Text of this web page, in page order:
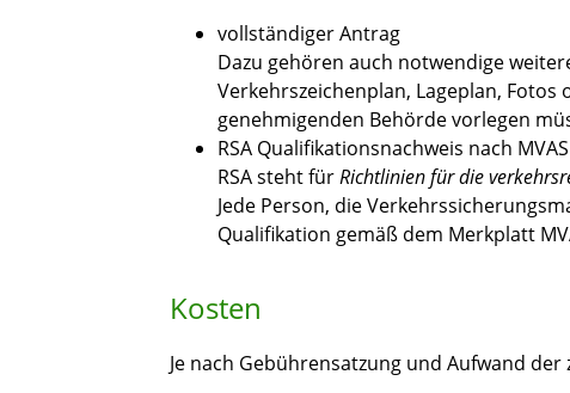
vollständiger Antrag
Dazu gehören auch notwendige
Verkehrszeichenplan, Lageplan, Fotos
genehmigenden Behörde vorlegen
RSA Qualifikationsnachweis nach
RSA steht fürRichtlinien für die
Jede Person, die
Qualifikation gemäß dem Merkplatt
Kosten
Je nach Gebührensatzung und Aufwand